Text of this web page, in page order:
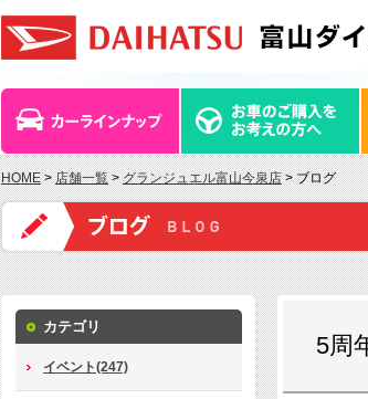
HOME>店舗一覧>グランジュエル富山今泉店> ブログ
カテゴリ
イベント(247)
5周